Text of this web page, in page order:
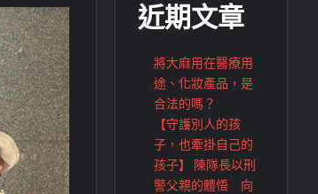
近期文章
將大麻用在醫療用
途、化妝產品，是
合法的嗎？
【守護別人的孩
子，也牽掛自己的
孩子】 陳隊長以刑
警父親的體悟 向